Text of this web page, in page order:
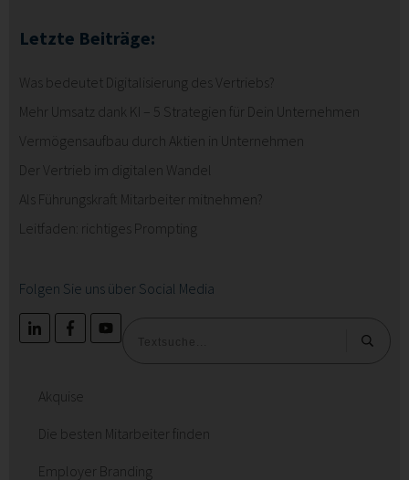
Letzte Beiträge:
Was bedeutet Digitalisierung des Vertriebs?
Mehr Umsatz dank KI – 5 Strategien für Dein Unternehmen
Vermögensaufbau durch Aktien in Unternehmen
Der Vertrieb im digitalen Wandel
Als Führungskraft Mitarbeiter mitnehmen?
Leitfaden: richtiges Prompting
Folgen Sie uns über Social Media
Akquise
Die besten Mitarbeiter finden
Employer Branding